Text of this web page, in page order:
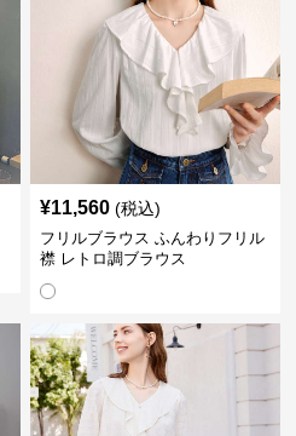
¥11,560 (税込)
フリルブラウス ふんわりフリル
襟 レトロ調ブラウス